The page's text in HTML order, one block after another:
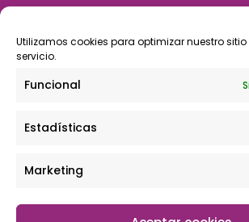
Utilizamos cookies para optimizar nuestro sitio
servicio.
Funcional
Estadísticas
Marketing
tulineamagica.com
Política